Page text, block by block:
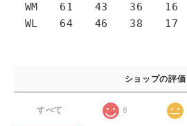
WM 61 43 36 16
WL 64 46 38 17
ショップの評価
すべて 8